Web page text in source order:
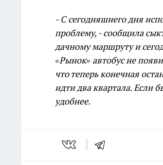
- С сегодняшнего дня
проблему, - сообщила
дачному маршруту и
«Рынок» автобус не
что теперь конечная
идти два квартала. Если
удобнее.